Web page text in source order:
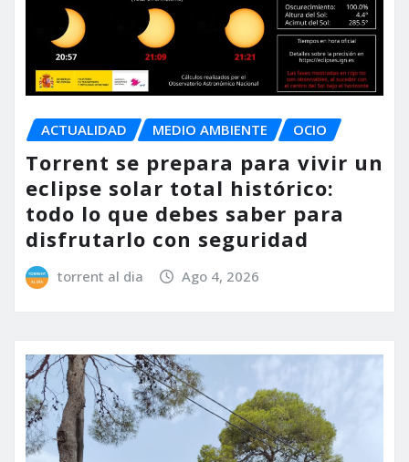
ACTUALIDAD MEDIO AMBIENTE OCIO
Torrent se prepara para vivir un
eclipse solar total histórico:
todo lo que debes saber para
disfrutarlo con seguridad
torrent al dia Ago 4, 2026